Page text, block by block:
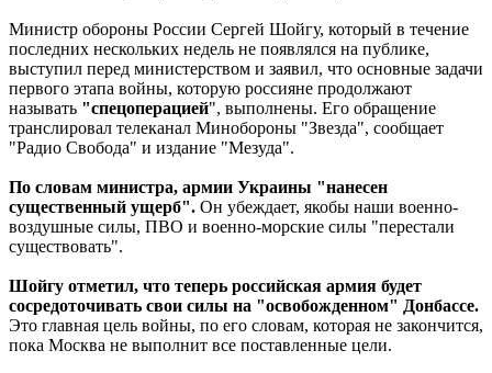
Министр обороны России Сергей Шойгу, который в течение
последних нескольких недель не появлялся на публике,
выступил перед министерством и заявил, что основные задачи
первого этапа войны, которую россияне продолжают
называть "спецоперацией", выполнены. Его обращение
транслировал телеканал Минобороны "Звезда", сообщает
"Радио Свобода" и издание "Мезуда".
По словам министра, армии Украины "нанесен
существенный ущерб". Он убеждает, якобы наши военно-
воздушные силы, ПВО и военно-морские силы "перестали
существовать".
Шойгу отметил, что теперь российская армия будет
сосредоточивать свои силы на "освобожденном" Донбассе.
Это главная цель войны, по его словам, которая не закончится,
пока Москва не выполнит все поставленные цели.